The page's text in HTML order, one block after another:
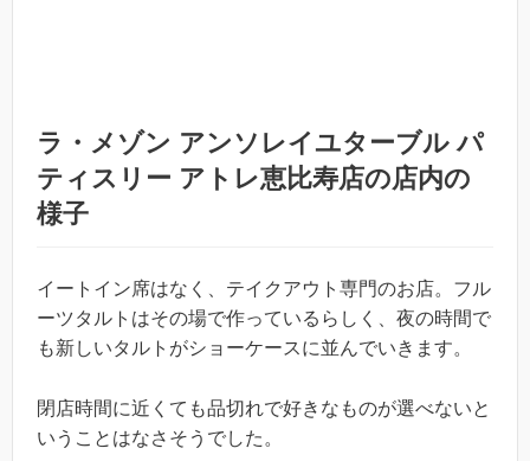
ラ・メゾン アンソレイユターブル パ
ティスリー アトレ恵比寿店の店内の
様子
イートイン席はなく、テイクアウト専門のお店。フル
ーツタルトはその場で作っているらしく、夜の時間で
も新しいタルトがショーケースに並んでいきます。
閉店時間に近くても品切れで好きなものが選べないと
いうことはなさそうでした。